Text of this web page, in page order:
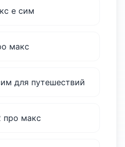
е сим
макс
для путешествий
про макс